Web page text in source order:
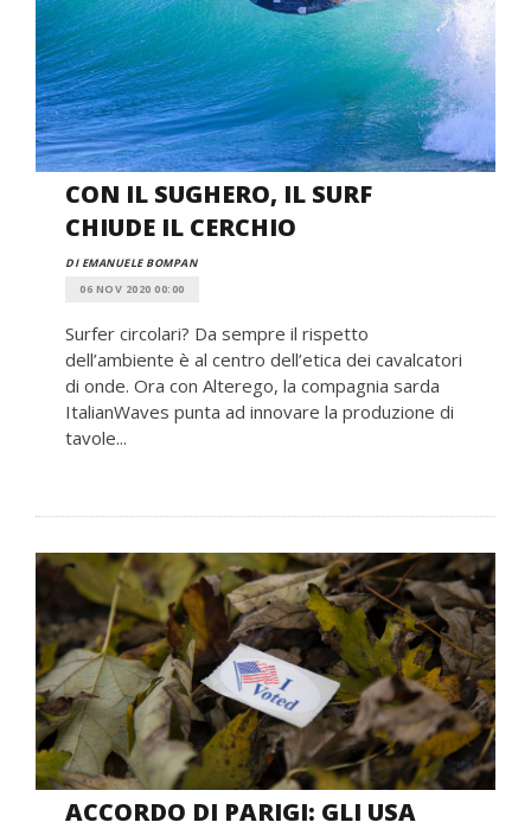
CON IL SUGHERO, IL SURF
CHIUDE IL CERCHIO
DI EMANUELE BOMPAN
06 NOV 2020 00:00
Surfer circolari? Da sempre il rispetto
dell’ambiente è al centro dell’etica dei cavalcatori
di onde. Ora con Alterego, la compagnia sarda
ItalianWaves punta ad innovare la produzione di
tavole...
ACCORDO DI PARIGI: GLI USA